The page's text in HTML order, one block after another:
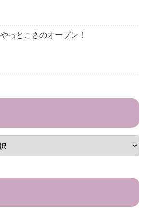
やっとこさのオープン！